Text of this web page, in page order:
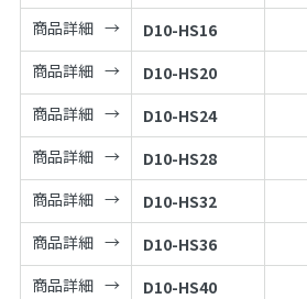
商品詳細
D10-HS16
商品詳細
D10-HS20
商品詳細
D10-HS24
商品詳細
D10-HS28
商品詳細
D10-HS32
商品詳細
D10-HS36
商品詳細
D10-HS40